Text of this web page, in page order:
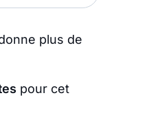
plus de
pour cet